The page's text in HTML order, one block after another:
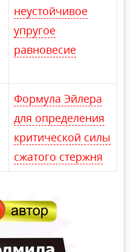
неустойчивое
упругое
равновесие
Формула Эйлера
для определения
критической силы
сжатого стержня